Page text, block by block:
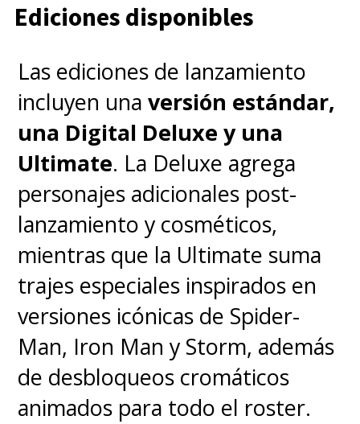
Ediciones disponibles
Las ediciones de lanzamiento
incluyen unaversión estándar,
una Digital Deluxe y una
Ultimate. La Deluxe agrega
personajes adicionales post-
lanzamiento y cosméticos,
mientras que la Ultimate suma
trajes especiales inspirados en
versiones icónicas de Spider-
Man, Iron Man y Storm, además
de desbloqueos cromáticos
animados para todo el roster.